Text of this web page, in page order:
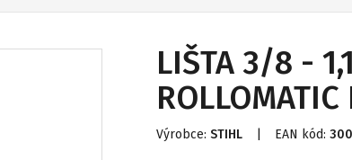
LIŠTA 3/8 -
Výrobce:STIHL EAN kód: